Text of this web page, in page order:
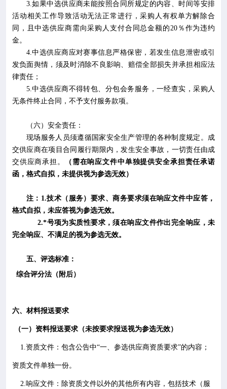
3. 如果中选供应商未能按照合同所规定的内容、时间等安排
活动相关工作导致活动无法正常进行，采购人有权单方解除合
同，且中选供应商需向采购人支付合同总金额的 20％作为违约
金。
4. 中选供应商应对赛事信息严格保密，若发生信息泄密或引
发负面舆情，须及时消除不良影响、赔偿全部损失并承担相应法
律责任；
5. 中选供应商不得转包、分包会务服务，一经查实，采购人
无条件终止合同，不予支付服务款项。
（六）安全责任：
现场服务人员须遵循国家安全生产管理的各种制度规定。成
交供应商在项目合同履行期限内，发生安全事故，一切责任由成
交供应商承担。
（需在响应文件中单独提供安全承担责任承诺
函，格式自拟，未提供视为参选无效）
注： 1.技术（服务）要求、商务要求须在响应文件中应答，
格式自拟，未应答视为参选无效。
2.*号项为实质性要求，须在响应文件作出完全响应，未
完全响应、不满足的视为参选无效。
五、评选标准：
综合评分法（附后）
六、材料报送要求
（一）资料报送要求（未按要求报送视为参选无效）
1. 资质文件：包含公告中“一、参选供应商资质要求”的内容；
资质文件单独一份。
2. 响应文件：除资质文件以外的其他所有内容，包括技术（服